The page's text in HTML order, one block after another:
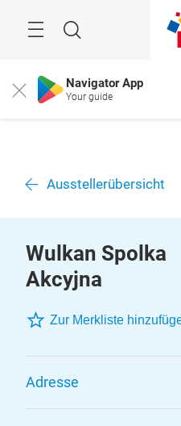
Suche
Close Navigator App
Your guide
Ausstellerübersicht
Wulkan Spolka
Akcyjna
Zur Merkliste
Adresse